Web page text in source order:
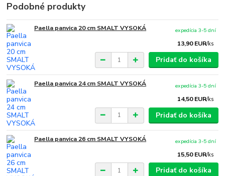
Podobné produkty
Paella panvica 20 cm SMALT VYSOKÁ
13,90 EUR/ks
expedícia 3-5 dní
Pridať do košíka
Paella panvica 24 cm SMALT VYSOKÁ
14,50 EUR/ks
expedícia 3-5 dní
Pridať do košíka
Paella panvica 26 cm SMALT VYSOKÁ
15,50 EUR/ks
expedícia 3-5 dní
Pridať do košíka